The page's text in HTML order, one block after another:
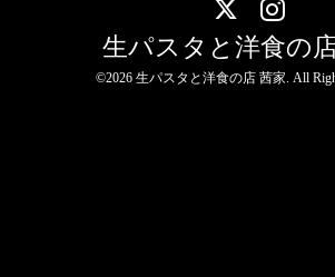
生パスタと洋食の
©2026 生パスタと洋食の店 茜家. All